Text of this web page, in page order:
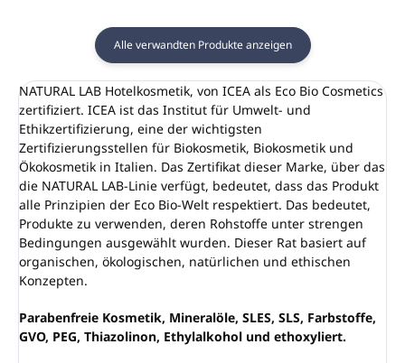
Alle verwandten Produkte anzeigen
NATURAL LAB Hotelkosmetik, von ICEA als Eco Bio Cosmetics
zertifiziert. ICEA ist das Institut für Umwelt- und
Ethikzertifizierung, eine der wichtigsten
Zertifizierungsstellen für Biokosmetik, Biokosmetik und
Ökokosmetik in Italien. Das Zertifikat dieser Marke, über das
die NATURAL LAB-Linie verfügt, bedeutet, dass das Produkt
alle Prinzipien der Eco Bio-Welt respektiert. Das bedeutet,
Produkte zu verwenden, deren Rohstoffe unter strengen
Bedingungen ausgewählt wurden. Dieser Rat basiert auf
organischen, ökologischen, natürlichen und ethischen
Konzepten.
Parabenfreie Kosmetik, Mineralöle, SLES, SLS, Farbstoffe,
GVO, PEG, Thiazolinon, Ethylalkohol und ethoxyliert.